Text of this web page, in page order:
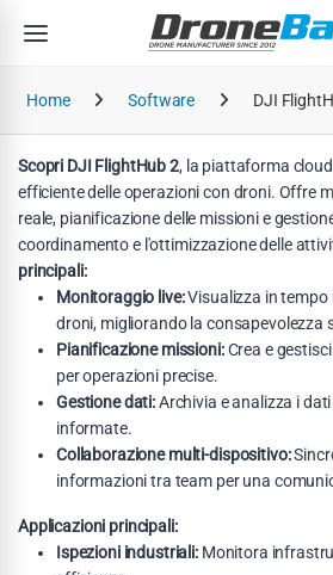
Home Software DJI
Scopri DJI FlightHub 2, la piattaforma
efficiente delle operazioni con droni. Offre
reale, pianificazione delle missioni e
coordinamento e l'ottimizzazione delle
principali:
Monitoraggio live:Visualizza in tempo
droni, migliorando la consapevolezza
Pianificazione missioni:Crea e
per operazioni precise.
Gestione dati:Archivia e analizza i
informate.
Collaborazione multi-dispositivo:
informazioni tra team per una
Applicazioni principali:
Ispezioni industriali:Monitora